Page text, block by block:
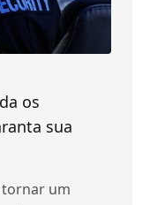
os
sua
tornar um